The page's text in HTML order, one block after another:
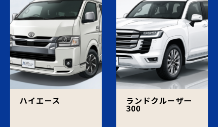
ハイエース ランドクルーザー
300